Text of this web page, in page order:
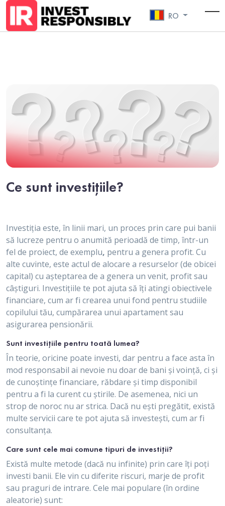
RO
Ce sunt investițiile?
Investiția este, în linii mari, un proces prin care pui banii
să lucreze pentru o anumită perioadă de timp, într-un
fel de proiect, de exemplu, pentru a genera profit. Cu
alte cuvinte, este actul de alocare a resurselor (de obicei
capital) cu așteptarea de a genera un venit, profit sau
câștiguri. Investițiile te pot ajuta să îți atingi obiectivele
financiare, cum ar fi crearea unui fond pentru studiile
copilului tău, cumpărarea unui apartament sau
asigurarea pensionării.
Sunt investițiile pentru toată lumea?
În teorie, oricine poate investi, dar pentru a face asta în
mod responsabil ai nevoie nu doar de bani și voință, ci și
de cunoștințe financiare, răbdare și timp disponibil
pentru a fi la curent cu știrile. De asemenea, nici un
strop de noroc nu ar strica. Dacă nu ești pregătit, există
multe servicii care te pot ajuta să investești, cum ar fi
consultanța.
Care sunt cele mai comune tipuri de investiții?
Există multe metode (dacă nu infinite) prin care îți poți
investi banii. Ele vin cu diferite riscuri, marje de profit
sau praguri de intrare. Cele mai populare (în ordine
aleatorie) sunt: